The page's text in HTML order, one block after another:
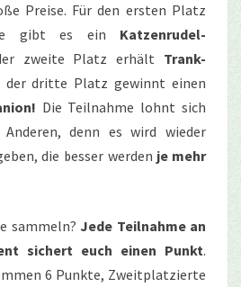
Preise. Für den ersten Platz
gibt es ein Katzenrudel-
zweite Platz erhält Trank-
dritte Platz gewinnt einen
Die Teilnahme lohnt sich
denn es wird wieder
die besser werden je mehr
sammeln? Jede Teilnahme an
sichert euch einen Punkt.
6 Punkte, Zweitplatzierte